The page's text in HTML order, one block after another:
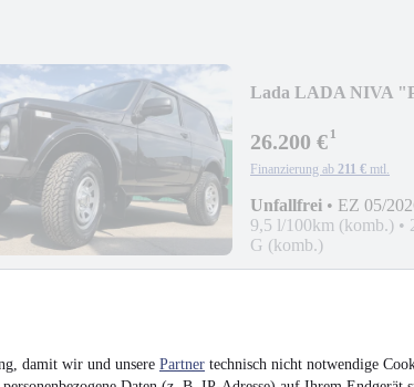
damit wir und unsere Partner technisch nicht notwendige
Lada LADA NIVA
26.200 €¹
Finanzierung ab 211 € mtl.
Unfallfrei • EZ 05/
9,5 l/100km (komb.) •
G (komb.)
Lada NIVA